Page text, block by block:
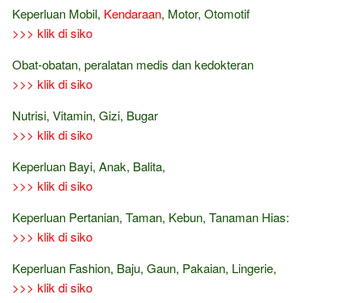
Keperluan Mobil, Kendaraan, Motor, Otomotif
>>> klik di siko
Obat-obatan, peralatan medis dan kedokteran
>>> klik di siko
Nutrisi, Vitamin, Gizi, Bugar
>>> klik di siko
Keperluan Bayi, Anak, Balita,
>>> klik di siko
Keperluan Pertanian, Taman, Kebun, Tanaman Hias:
>>> klik di siko
Keperluan Fashion, Baju, Gaun, Pakaian, Lingerie,
>>> klik di siko